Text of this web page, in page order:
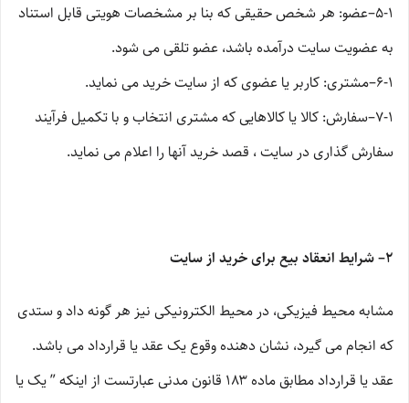
۵-۱–عضو: هر شخص حقیقی که بنا بر مشخصات هویتی قابل استناد
به عضویت سایت درآمده باشد، عضو تلقی می شود.
۶-۱–مشتری: کاربر یا عضوی که از سایت خرید می نماید.
۷-۱–سفارش: کالا یا کالاهایی که مشتری انتخاب و با تکمیل فرآیند
سفارش گذاری در سایت ، قصد خرید آنها را اعلام می نماید.
۲– شرایط انعقاد بیع برای خرید از سایت
مشابه محیط فیزیکی، در محیط الکترونیکی نیز هر گونه داد و ستدی
که انجام می گیرد، نشان دهنده وقوع یک عقد یا قرارداد می باشد.
عقد یا قرارداد مطابق ماده ۱۸۳ قانون مدنی عبارتست از اینکه ” یک یا